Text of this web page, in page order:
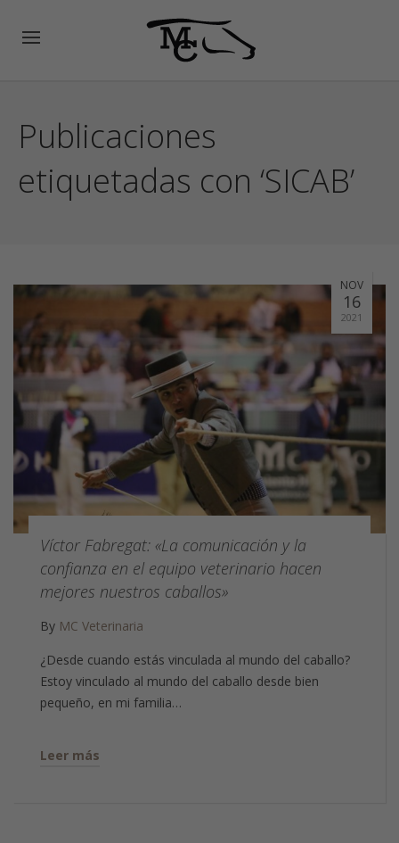
Publicaciones
etiquetadas con ‘SICAB’
NOV
16
2021
Víctor Fabregat: «La comunicación y la
confianza en el equipo veterinario hacen
mejores nuestros caballos»
By MC Veterinaria
¿Desde cuando estás vinculada al mundo del caballo?
Estoy vinculado al mundo del caballo desde bien
pequeño, en mi familia…
Leer más